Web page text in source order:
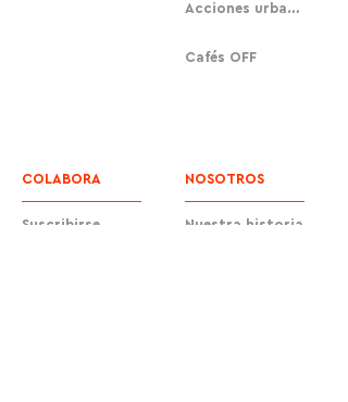
Acciones urbanas
Cafés OFF
COLABORA
Suscribirse
NOSOTROS
Nuestra historia